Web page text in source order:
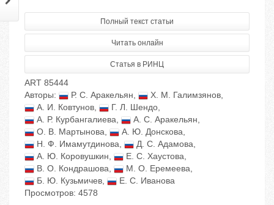
Полный текст статьи
Читать онлайн
Статья в РИНЦ
ART 85444
Авторы:
Р. С. Аракельян, Х. М. Галимзянов,
А. И. Ковтунов, Г. Л. Шендо,
А. Р. Курбангалиева, А. С. Аракельян,
О. В. Мартынова, А. Ю. Донскова,
Н. Ф. Имамутдинова, Д. С. Адамова,
А. Ю. Коровушкин, Е. С. Хаустова,
В. О. Кондрашова, М. О. Еремеева,
Б. Ю. Кузьмичев,
Е. С. Иванова
Просмотров: 4578